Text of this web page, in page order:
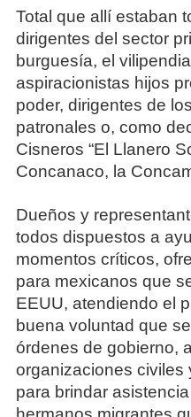
Total que allí estaban
dirigentes del sector
burguesía, el
aspiracionistas hijos
poder, dirigentes de
patronales o, como
Cisneros “El Llanero
Concanaco, la
Dueños y
todos dispuestos a
momentos críticos,
para mexicanos que
EEUU, atendiendo el
buena voluntad que
órdenes de gobierno,
organizaciones civiles
para brindar